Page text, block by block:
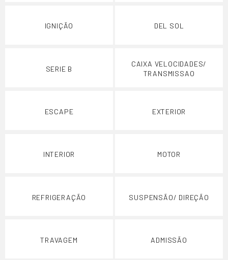
IGNIÇÃO DEL SOL
SERIE B
CAIXA VELOCIDADES/
TRANSMISSAO
ESCAPE EXTERIOR
INTERIOR MOTOR
REFRIGERAÇÃO SUSPENSÃO/ DIREÇÃO
TRAVAGEM ADMISSÃO